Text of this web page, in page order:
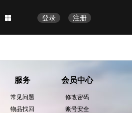
注册
登录
服务
常见问题
物品找回
会员中心
修改密码
账号安全